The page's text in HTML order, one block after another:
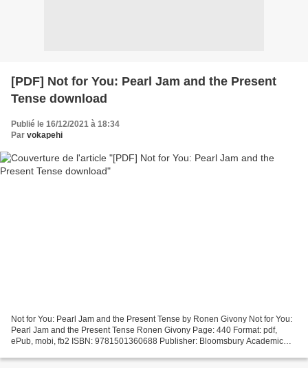
[PDF] Not for You: Pearl Jam and the Present
Tense download
Publié le 16/12/2021 à 18:34
Par vokapehi
Not for You: Pearl Jam and the Present Tense by Ronen Givony Not for You:
Pearl Jam and the Present Tense Ronen Givony Page: 440 Format: pdf,
ePub, mobi, fb2 ISBN: 9781501360688 Publisher: Bloomsbury Academic